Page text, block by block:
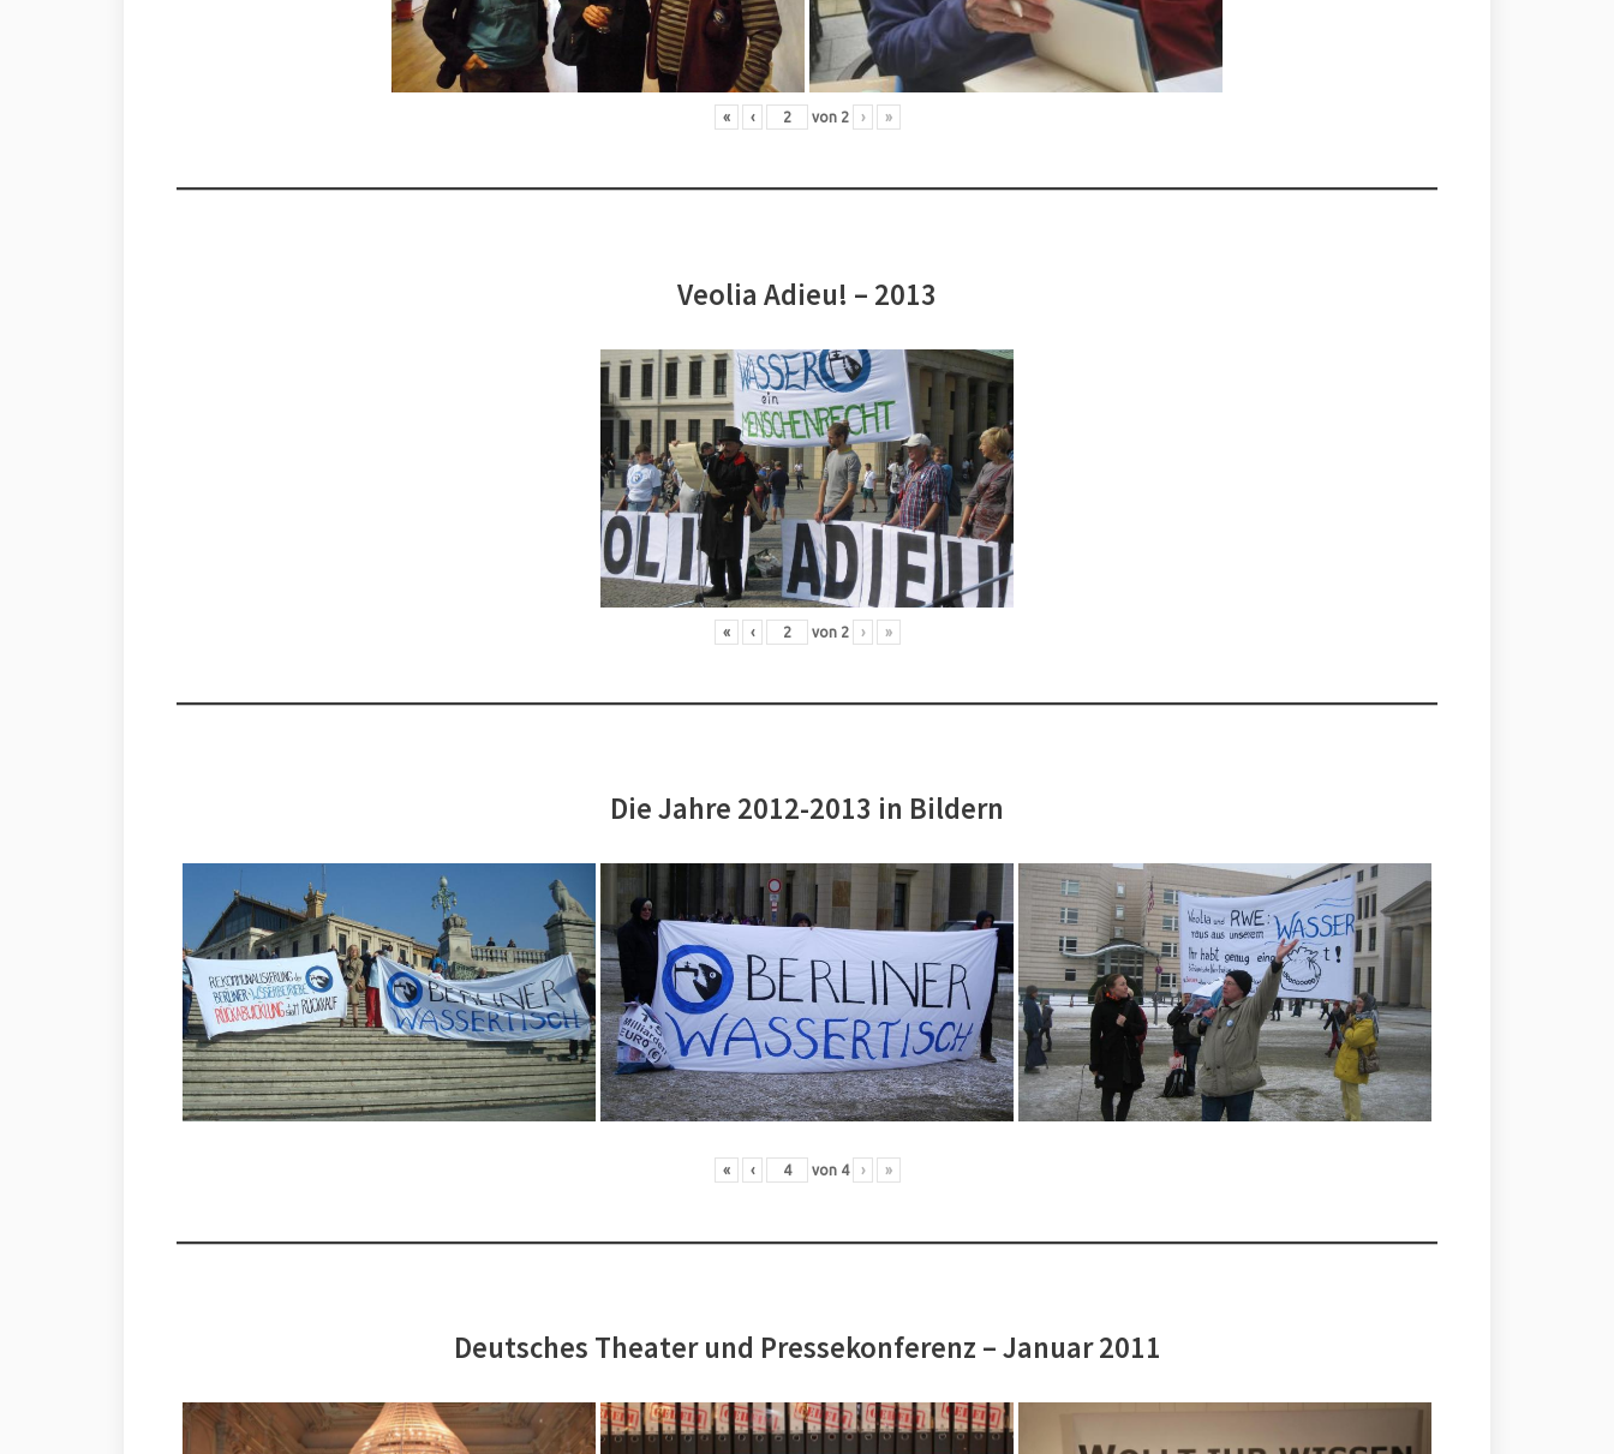
« ‹ von 2 › »
Veolia Adieu! – 2013
« ‹ von 2 › »
Die Jahre 2012-2013 in Bildern
« ‹ von 4 › »
Deutsches Theater und Pressekonferenz – Januar 2011